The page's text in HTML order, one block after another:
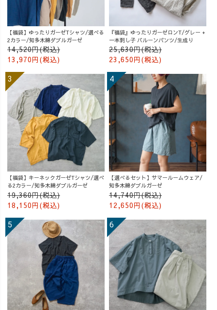
【福袋】ゆったりガーゼTシャツ/選べる
2カラー/知多木綿ダブルガーゼ
14,520円(税込)
13,970円(税込)
『福袋』ゆったりガーゼロンT/グレー +
一本刺し子 バルーンパンツ/生成り
25,630円(税込)
23,650円(税込)
【福袋】キーネックガーゼTシャツ/選べ
る2カラー/知多木綿ダブルガーゼ
19,360円(税込)
18,150円(税込)
【選べるセット】サマールームウェア/
知多木綿ダブルガーゼ
14,740円(税込)
12,650円(税込)